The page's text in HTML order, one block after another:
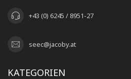
+43 (0) 6245 / 8951-27
seec@jacoby.at
KATEGORIEN